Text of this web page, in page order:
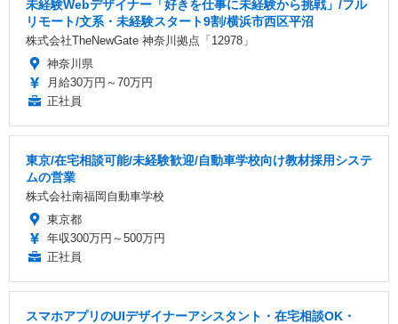
未経験Webデザイナー「好きを仕事に未経験から挑戦」/フル
リモート/文系・未経験スタート9割/横浜市西区平沼
株式会社TheNewGate 神奈川拠点「12978」
神奈川県
月給30万円～70万円
正社員
東京/在宅相談可能/未経験歓迎/自動車学校向け教材採用システ
ムの営業
株式会社南福岡自動車学校
東京都
年収300万円～500万円
正社員
スマホアプリのUIデザイナーアシスタント・在宅相談OK・